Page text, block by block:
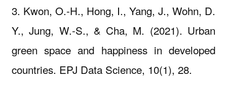
3. Kwon, O.-H., Hong, I., Yang, J., Wohn, D.
Y., Jung, W.-S., & Cha, M. (2021). Urban
green space and happiness in developed
countries. EPJ Data Science, 10(1), 28.